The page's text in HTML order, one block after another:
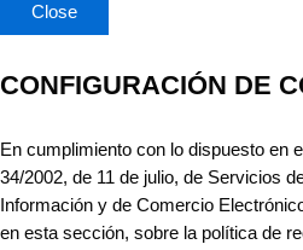
Close
CONFIGURACIÓN DE
En cumplimiento con lo dispuesto en
34/2002, de 11 de julio, de Servicios
Información y de Comercio
en esta sección, sobre la política de